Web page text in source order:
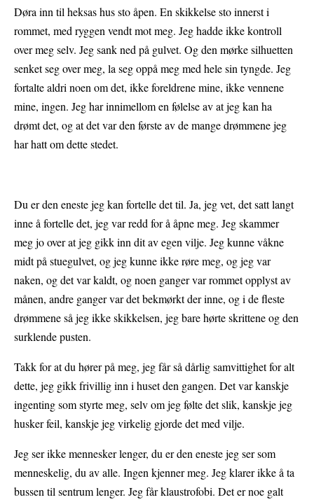
Døra inn til heksas hus sto åpen. En skikkelse sto innerst i
rommet, med ryggen vendt mot meg. Jeg hadde ikke kontroll
over meg selv. Jeg sank ned på gulvet. Og den mørke silhuetten
senket seg over meg, la seg oppå meg med hele sin tyngde. Jeg
fortalte aldri noen om det, ikke foreldrene mine, ikke vennene
mine, ingen. Jeg har innimellom en følelse av at jeg kan ha
drømt det, og at det var den første av de mange drømmene jeg
har hatt om dette stedet.
Du er den eneste jeg kan fortelle det til. Ja, jeg vet, det satt langt
inne å fortelle det, jeg var redd for å åpne meg. Jeg skammer
meg jo over at jeg gikk inn dit av egen vilje. Jeg kunne våkne
midt på stuegulvet, og jeg kunne ikke røre meg, og jeg var
naken, og det var kaldt, og noen ganger var rommet opplyst av
månen, andre ganger var det bekmørkt der inne, og i de fleste
drømmene så jeg ikke skikkelsen, jeg bare hørte skrittene og den
surklende pusten.
Takk for at du hører på meg, jeg får så dårlig samvittighet for alt
dette, jeg gikk frivillig inn i huset den gangen. Det var kanskje
ingenting som styrte meg, selv om jeg følte det slik, kanskje jeg
husker feil, kanskje jeg virkelig gjorde det med vilje.
Jeg ser ikke mennesker lenger, du er den eneste jeg ser som
menneskelig, du av alle. Ingen kjenner meg. Jeg klarer ikke å ta
bussen til sentrum lenger. Jeg får klaustrofobi. Det er noe galt